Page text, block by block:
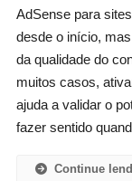
AdSense para
desde o início,
da qualidade do
muitos casos,
ajuda a validar o
fazer sentido
Continue